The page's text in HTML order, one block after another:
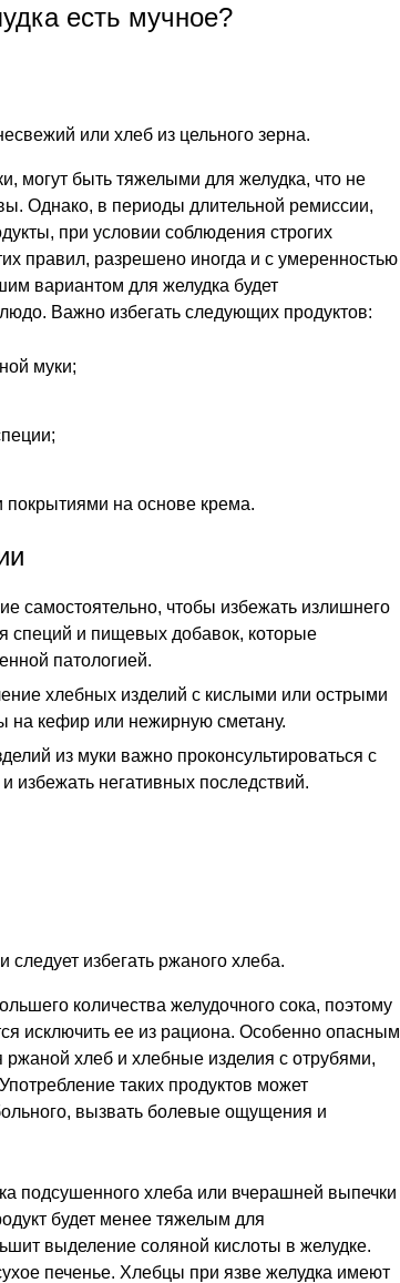
есть мучное?
или хлеб из цельного зерна.
могут быть тяжелыми для желудка, что не
Однако, в периоды длительной ремиссии,
при условии соблюдения строгих
правил, разрешено иногда и с умеренностью
вариантом для желудка будет
Важно избегать следующих продуктов:
муки;
покрытиями на основе крема.
самостоятельно, чтобы избежать излишнего
специй и пищевых добавок, которые
патологией.
хлебных изделий с кислыми или острыми
на кефир или нежирную сметану.
из муки важно проконсультироваться с
избежать негативных последствий.
избегать ржаного хлеба.
количества желудочного сока, поэтому
исключить ее из рациона. Особенно опасным
хлеб и хлебные изделия с отрубями,
таких продуктов может
вызвать болевые ощущения и
подсушенного хлеба или вчерашней выпечки
будет менее тяжелым для
выделение соляной кислоты в желудке.
печенье. Хлебцы при язве желудка имеют